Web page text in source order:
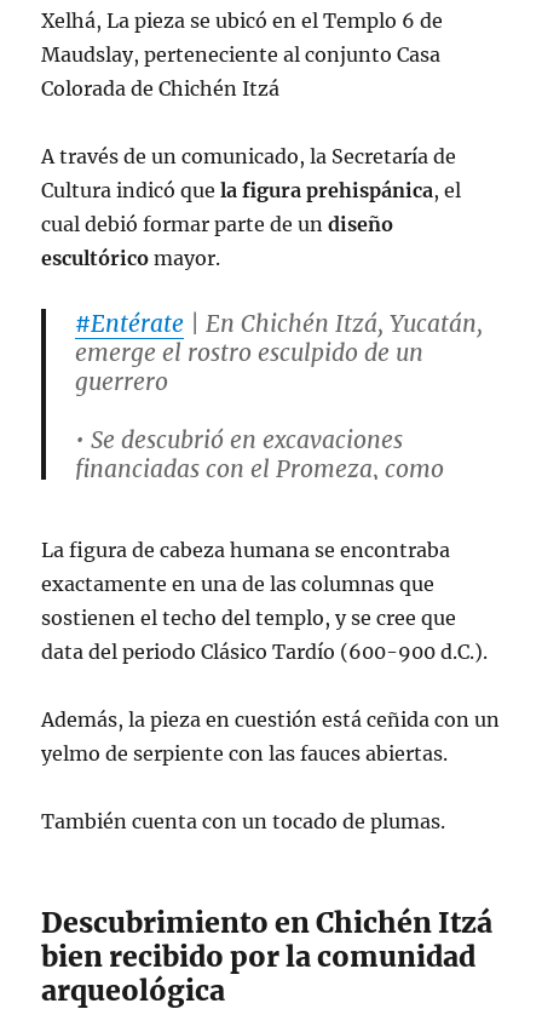
Xelhá, La pieza se ubicó en el Templo 6 de
Maudslay, perteneciente al conjunto Casa
Colorada de Chichén Itzá
A través de un comunicado, la Secretaría de
Cultura indicó quela figura prehispánica, el
cual debió formar parte de undiseño
escultórico mayor.
#Entérate | En Chichén Itzá, Yucatán,
emerge el rostro esculpido de un
guerrero
• Se descubrió en excavaciones
financiadas con el Promeza, como
Lee más en nuestro#boletín👉
https://t.co/BmhlqcQ6QN
pic.twitter.com/ykBKmi0KQ9
— INAH (@INAHmx)November 10,
2023
La figura de cabeza humana se encontraba
exactamente en una de las columnas que
sostienen el techo del templo, y se cree que
data del periodo Clásico Tardío (600-900 d.C.).
Además, la pieza en cuestión está ceñida con un
yelmo de serpiente con las fauces abiertas.
También cuenta con un tocado de plumas.
Descubrimiento en Chichén Itzá
bien recibido por la comunidad
arqueológica